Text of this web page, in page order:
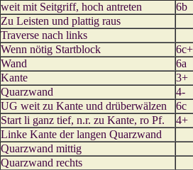
weit mit Seitgriff, hoch antreten
6b
Zu Leisten und plattig raus
Traverse nach links
Wenn nötig Startblock
6c+
Wand
6a
Kante
3+
Quarzwand
4-
UG weit zu Kante und drüberwälzen
6c
Start li ganz tief, n.r. zu Kante, ro Pf.
4+
Linke Kante der langen Quarzwand
Quarzwand mittig
Quarzwand rechts